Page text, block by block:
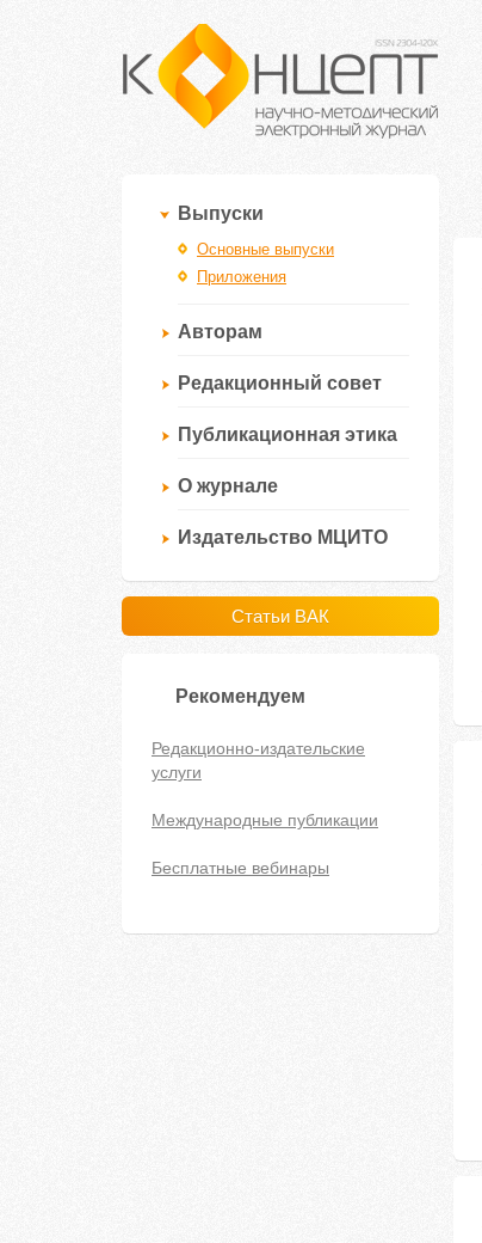
Выпуски
Основные выпуски
Приложения
Авторам
Редакционный совет
Публикационная этика
О журнале
Издательство МЦИТО
Статьи ВАК
Рекомендуем
Редакционно-издательские
услуги
Международные публикации
Бесплатные вебинары